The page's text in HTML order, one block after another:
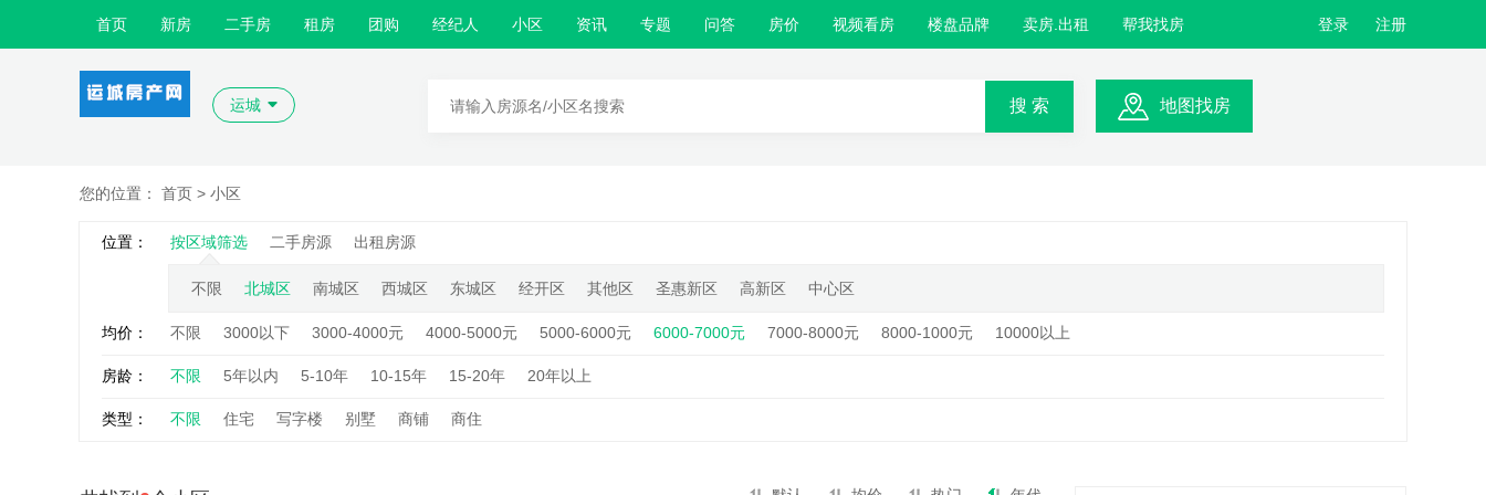
首页 新房 二手房 租房 团购 经纪人 小区 资讯 专题 问答 房价 视频看房 楼盘品牌 卖房.出租 帮我找房 登录 注册
运城 搜 索 地图找房
您的位置： 首页 > 小区
位置： 按区域筛选 二手房源 出租房源
不限 北城区 南城区 西城区 东城区 经开区 其他区 圣惠新区 高新区 中心区
均价： 不限 3000以下 3000-4000元 4000-5000元 5000-6000元 6000-7000元 7000-8000元 8000-1000元 10000以上
房龄： 不限 5年以内 5-10年 10-15年 15-20年 20年以上
类型： 不限 住宅 写字楼 别墅 商铺 商住